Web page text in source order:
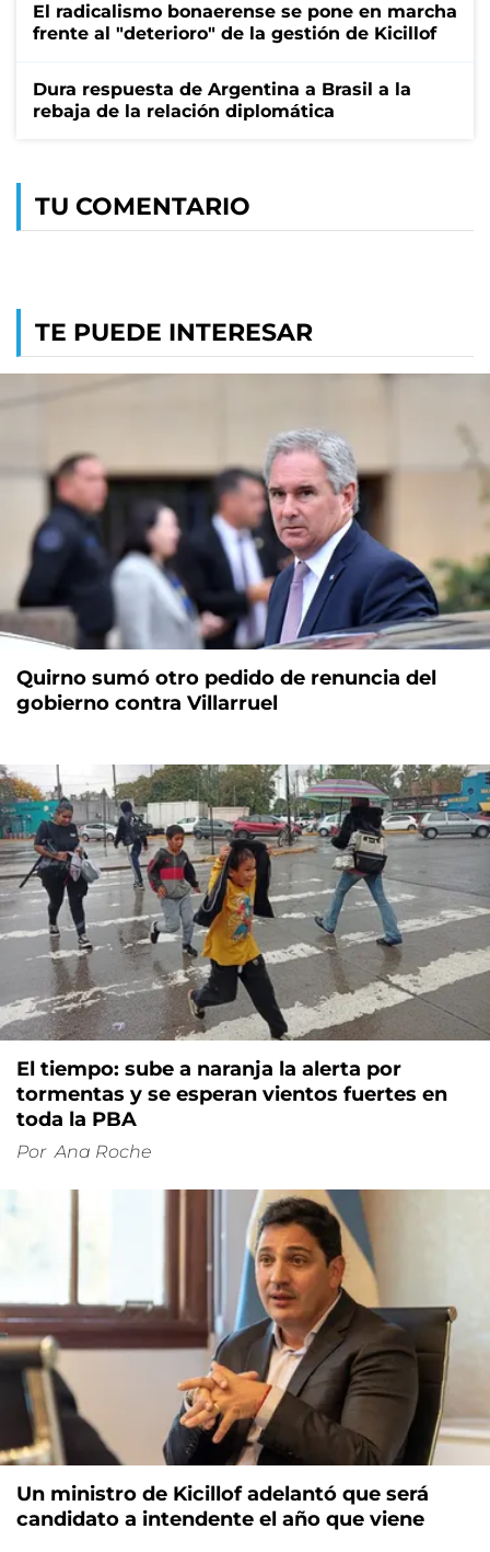
El radicalismo bonaerense se pone en marcha
frente al "deterioro" de la gestión de Kicillof
Dura respuesta de Argentina a Brasil a la
rebaja de la relación diplomática
TU COMENTARIO
TE PUEDE INTERESAR
Quirno sumó otro pedido de renuncia del
gobierno contra Villarruel
El tiempo: sube a naranja la alerta por
tormentas y se esperan vientos fuertes en
toda la PBA
Por Ana Roche
Un ministro de Kicillof adelantó que será
candidato a intendente el año que viene